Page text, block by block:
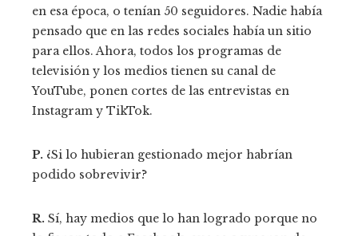
en esa época, o tenían 50 seguidores. Nadie había
pensado que en las redes sociales había un sitio
para ellos. Ahora, todos los programas de
televisión y los medios tienen su canal de
YouTube, ponen cortes de las entrevistas en
Instagram y TikTok.
P. ¿Si lo hubieran gestionado mejor habrían
podido sobrevivir?
R. Sí, hay medios que lo han logrado porque no